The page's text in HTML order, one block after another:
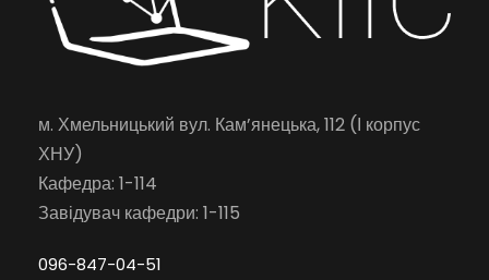
м. Хмельницький вул. Кам’янецька, 112 (І корпус
ХНУ)
Кафедра: 1-114
Завідувач кафедри: 1-115
096-847-04-51